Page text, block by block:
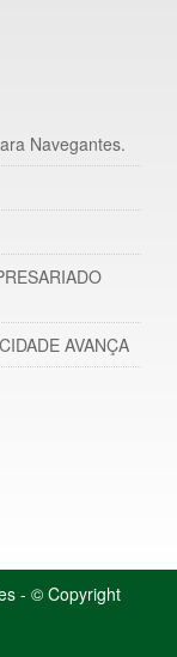
Navegantes.
AVANÇA
- © Copyright